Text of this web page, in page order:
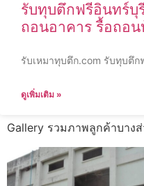
รับทุบตึกฟรีอินทร์บุ
ถอนอาคาร รื้อถอ
รับเหมาทุบตึก.com รับทุบตึก
ดูเพิ่มเติม »
Gallery รวมภาพลูกค้าบางส่